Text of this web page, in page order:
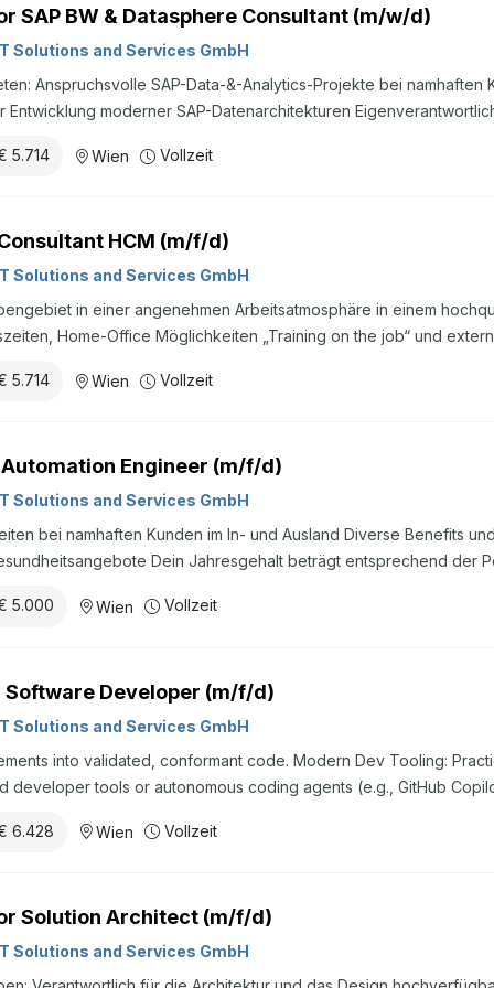
SAP BW & Datasphere Consultant (m/w/d)
Solutions and Services GmbH
Kunden Gestaltungsmöglichkeiten
Entwicklung moderner SAP-Datenarchitekturen
zum mobilen Arbeiten Zusammenarbeit in einem
wird entsprechend Deiner Qualifikationen und
ist möglich.Wir bei Atos möchten, dass sich alle ...
5.714 Wien Vollzeit
HCM (m/f/d)
Solutions and Services GmbH
in einer angenehmen Arbeitsatmosphäre in einem
Home-Office Möglichkeiten „Training on the job“ und
Umfeld mit einem globalen Netzwerk im Rücken. Flexible
wird entsprechend Deiner Qualifikationen und
ist möglich.Wir bei Atos möchten, dass sich alle
5.714 Wien Vollzeit
Engineer (m/f/d)
Solutions and Services GmbH
bei namhaften Kunden im In- und Ausland Diverse Benefits
Dein Jahresgehalt beträgt entsprechend der Position um die 70.000€
marktgerecht festgelegt.Wir bei Atos möchten, dass sich
haben, ihren Beitrag zu leisten und sich sicher sind, am richtigen
a{ border: 1px solid transparent; }
5.000 Wien Vollzeit
Software Developer (m/f/d)
Solutions and Services GmbH
into validated, conformant code. Modern Dev Tooling:
developer tools or autonomous coding agents (e.g., GitHub
Experience with real-time media streaming protocols or high-
telecom-grade routing, or public safety applications. Why join us? Solve Elite
Problems: Work on a sophisticated tech stack where you ...
6.428 Wien Vollzeit
Solution Architect (m/f/d)
Solutions and Services GmbH